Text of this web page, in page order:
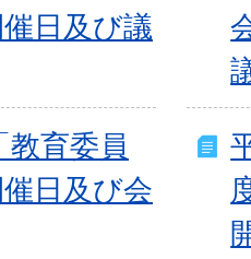
日及び議
育委員
日及び会